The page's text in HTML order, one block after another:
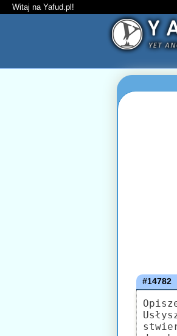
Witaj na Yafud.pl!
#14782